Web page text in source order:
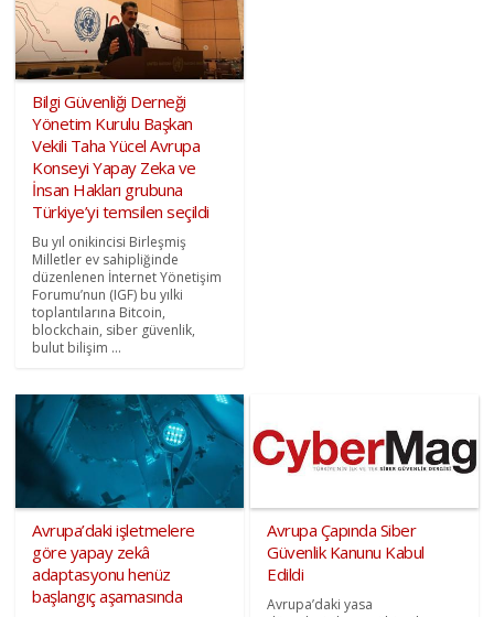
Bilgi Güvenliği Derneği
Yönetim Kurulu Başkan
Vekili Taha Yücel Avrupa
Konseyi Yapay Zeka ve
İnsan Hakları grubuna
Türkiye’yi temsilen seçildi
Bu yıl onikincisi Birleşmiş
Milletler ev sahipliğinde
düzenlenen İnternet Yönetişim
Forumu’nun (IGF) bu yılki
toplantılarına Bitcoin,
blockchain, siber güvenlik,
bulut bilişim ...
Avrupa’daki işletmelere
göre yapay zekâ
adaptasyonu henüz
başlangıç aşamasında
Avrupa Çapında Siber
Güvenlik Kanunu Kabul
Edildi
Avrupa’daki yasa